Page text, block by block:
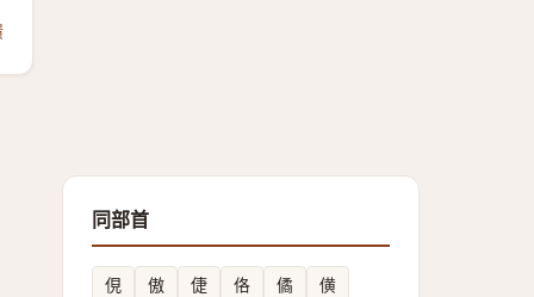
同部首
俔 傲 倢 佫 僪
僙